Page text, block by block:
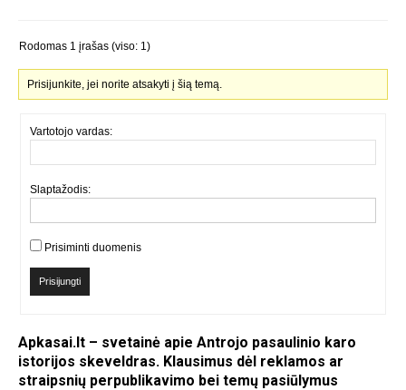
Rodomas 1 įrašas (viso: 1)
Prisijunkite, jei norite atsakyti į šią temą.
Vartotojo vardas:
Slaptažodis:
Prisiminti duomenis
Prisijungti
Apkasai.lt – svetainė apie Antrojo pasaulinio karo
istorijos skeveldras. Klausimus dėl reklamos ar
straipsnių perpublikavimo bei temų pasiūlymus